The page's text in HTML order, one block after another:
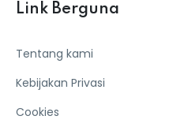
Link Berguna
Tentang kami
Kebijakan Privasi
Cookies